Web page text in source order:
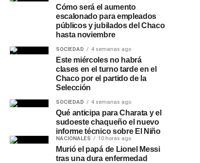
Cómo será el aumento
escalonado para empleados
públicos y jubilados del Chaco
hasta noviembre
SOCIEDAD 4 semanas ago
Este miércoles no habrá
clases en el turno tarde en el
Chaco por el partido de la
Selección
SOCIEDAD 4 semanas ago
Qué anticipa para Charata y el
sudoeste chaqueño el nuevo
informe técnico sobre El Niño
NACIONALES 10 horas ago
Murió el papá de Lionel Messi
tras una dura enfermedad